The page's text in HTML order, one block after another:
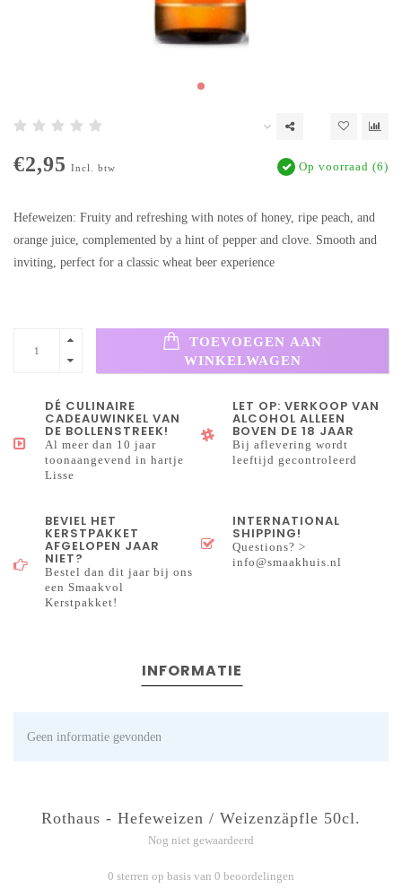
€2,95 Incl. btw Op voorraad (6)
Hefeweizen: Fruity and refreshing with notes of honey, ripe peach, and
orange juice, complemented by a hint of pepper and clove. Smooth and
inviting, perfect for a classic wheat beer experience
TOEVOEGEN AAN
WINKELWAGEN
DÉ CULINAIRE
CADEAUWINKEL VAN
DE BOLLENSTREEK!
Al meer dan 10 jaar
toonaangevend in hartje
Lisse
LET OP: VERKOOP VAN
ALCOHOL ALLEEN
BOVEN DE 18 JAAR
Bij aflevering wordt
leeftijd gecontroleerd
BEVIEL HET
KERSTPAKKET
AFGELOPEN JAAR
NIET?
Bestel dan dit jaar bij ons
een Smaakvol
Kerstpakket!
INTERNATIONAL
SHIPPING!
Questions? >
info@smaakhuis.nl
INFORMATIE
Geen informatie gevonden
Rothaus - Hefeweizen / Weizenzäpfle 50cl.
Nog niet gewaardeerd
0 sterren op basis van 0 beoordelingen